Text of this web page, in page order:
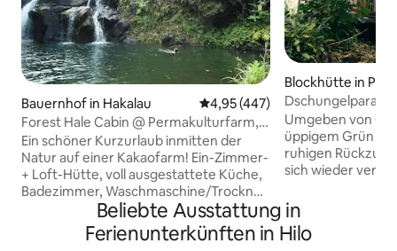
Bauernhof in Hakalau Durchschnittliche Bewertung:
4,95 (447)
Forest Hale Cabin @ Permakulturfarm,
Wasserfall
Ein schöner Kurzurlaub inmitten der
Natur auf einer Kakaofarm! Ein-Zimmer-
+ Loft-Hütte, voll ausgestattete Küche,
Badezimmer, Waschmaschine/Trockner,
sonnige Veranda, auf unserer
netzunabhängigen Permakulturfarm
auf Big Island. Die Hütte liegt in einem
Blockhütte in
Farm
Umgeben von
üppigem Grün
ruhigen
sich wieder
versteckte Hütte
Gehminuten
der perfekte Ort
Beliebte Ausstattung in
Ferienunterkünften in Hilo